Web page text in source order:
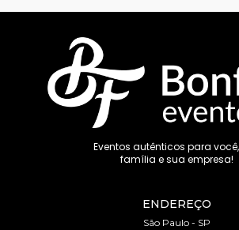
Eventos autênticos para
família e sua empresa!
ENDEREÇO
São Paulo - SP